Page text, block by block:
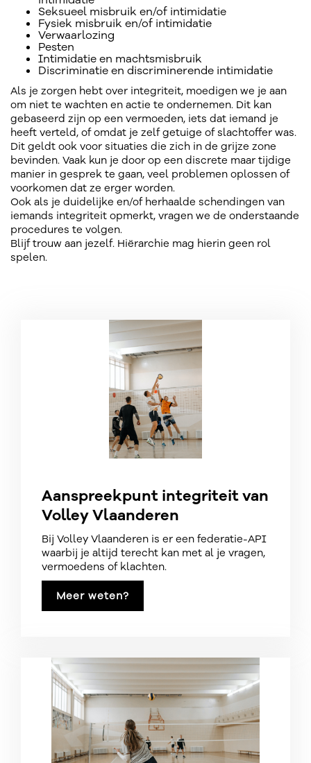
Seksueel misbruik en/of intimidatie
Fysiek misbruik en/of intimidatie
Verwaarlozing
Pesten
Intimidatie en machtsmisbruik
Discriminatie en discriminerende intimidatie
Als je zorgen hebt over integriteit, moedigen we je aan
om niet te wachten en actie te ondernemen. Dit kan
gebaseerd zijn op een vermoeden, iets dat iemand je
heeft verteld, of omdat je zelf getuige of slachtoffer was.
Dit geldt ook voor situaties die zich in de grijze zone
bevinden. Vaak kun je door op een discrete maar tijdige
manier in gesprek te gaan, veel problemen oplossen of
voorkomen dat ze erger worden.
Ook als je duidelijke en/of herhaalde schendingen van
iemands integriteit opmerkt, vragen we de onderstaande
procedures te volgen.
Blijf trouw aan jezelf. Hiërarchie mag hierin geen rol
spelen.
Aanspreekpunt integriteit van
Volley Vlaanderen
Bij Volley Vlaanderen is er een federatie-API
waarbij je altijd terecht kan met al je vragen,
vermoedens of klachten.
Meer weten?